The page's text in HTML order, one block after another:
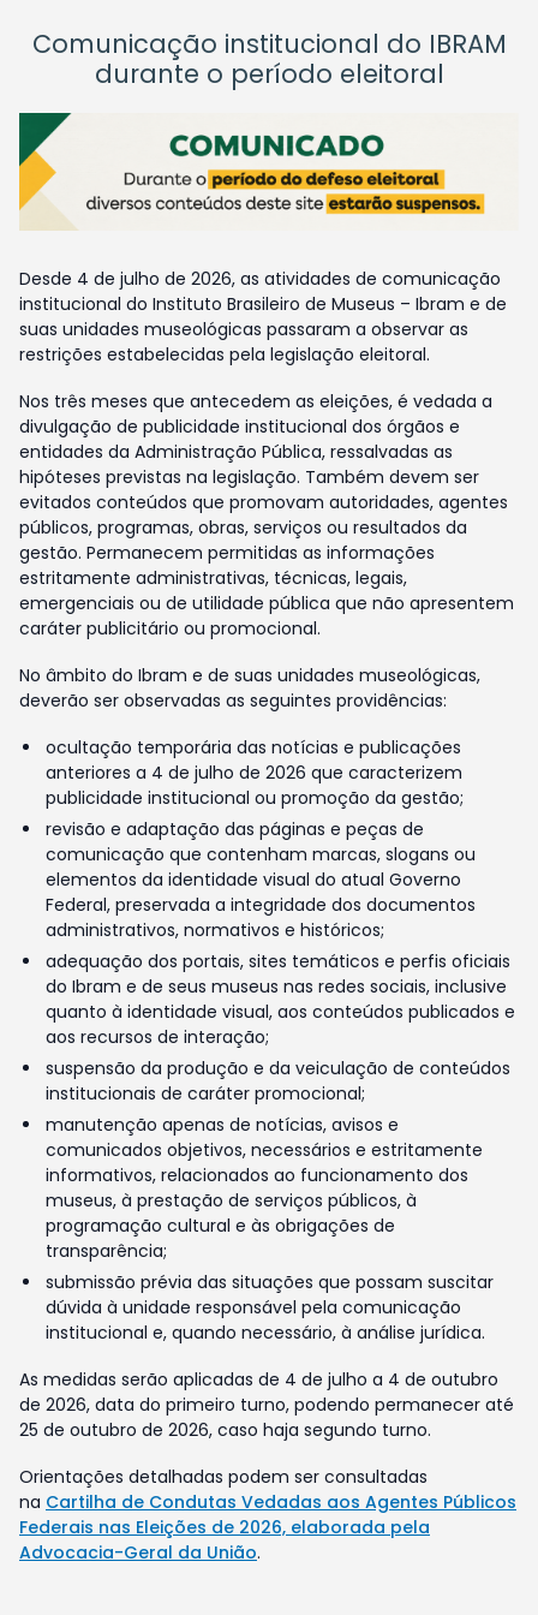
Comunicação institucional do IBRAM
durante o período eleitoral
Desde 4 de julho de 2026, as atividades de comunicação
institucional do Instituto Brasileiro de Museus – Ibram e de
suas unidades museológicas passaram a observar as
restrições estabelecidas pela legislação eleitoral.
Nos três meses que antecedem as eleições, é vedada a
divulgação de publicidade institucional dos órgãos e
entidades da Administração Pública, ressalvadas as
hipóteses previstas na legislação. Também devem ser
evitados conteúdos que promovam autoridades, agentes
públicos, programas, obras, serviços ou resultados da
gestão. Permanecem permitidas as informações
estritamente administrativas, técnicas, legais,
emergenciais ou de utilidade pública que não apresentem
caráter publicitário ou promocional.
No âmbito do Ibram e de suas unidades museológicas,
deverão ser observadas as seguintes providências:
ocultação temporária das notícias e publicações
anteriores a 4 de julho de 2026 que caracterizem
publicidade institucional ou promoção da gestão;
revisão e adaptação das páginas e peças de
comunicação que contenham marcas, slogans ou
elementos da identidade visual do atual Governo
Federal, preservada a integridade dos documentos
administrativos, normativos e históricos;
adequação dos portais, sites temáticos e perfis oficiais
do Ibram e de seus museus nas redes sociais, inclusive
quanto à identidade visual, aos conteúdos publicados e
aos recursos de interação;
suspensão da produção e da veiculação de conteúdos
institucionais de caráter promocional;
manutenção apenas de notícias, avisos e
comunicados objetivos, necessários e estritamente
informativos, relacionados ao funcionamento dos
museus, à prestação de serviços públicos, à
programação cultural e às obrigações de
transparência;
submissão prévia das situações que possam suscitar
dúvida à unidade responsável pela comunicação
institucional e, quando necessário, à análise jurídica.
As medidas serão aplicadas de 4 de julho a 4 de outubro
de 2026, data do primeiro turno, podendo permanecer até
25 de outubro de 2026, caso haja segundo turno.
Orientações detalhadas podem ser consultadas
na Cartilha de Condutas Vedadas aos Agentes Públicos
Federais nas Eleições de 2026, elaborada pela
Advocacia-Geral da União.